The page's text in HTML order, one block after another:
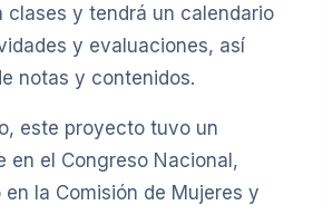
clases y tendrá un calendario
y evaluaciones, así
notas y contenidos.
este proyecto tuvo un
en el Congreso Nacional,
la Comisión de Mujeres y